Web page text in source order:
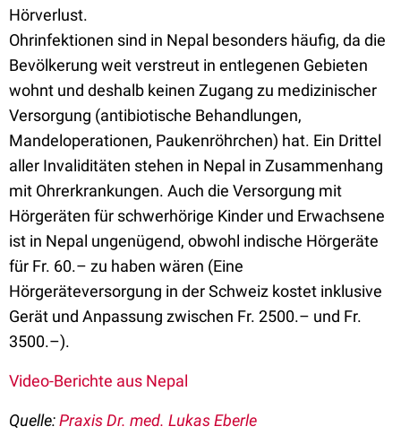
Hörverlust.
Ohrinfektionen sind in Nepal besonders häufig, da die
Bevölkerung weit verstreut in entlegenen Gebieten
wohnt und deshalb keinen Zugang zu medizinischer
Versorgung (antibiotische Behandlungen,
Mandeloperationen, Paukenröhrchen) hat. Ein Drittel
aller Invaliditäten stehen in Nepal in Zusammenhang
mit Ohrerkrankungen. Auch die Versorgung mit
Hörgeräten für schwerhörige Kinder und Erwachsene
ist in Nepal ungenügend, obwohl indische Hörgeräte
für Fr. 60.– zu haben wären (Eine
Hörgeräteversorgung in der Schweiz kostet inklusive
Gerät und Anpassung zwischen Fr. 2500.– und Fr.
3500.–).
Video-Berichte aus Nepal
Quelle:Praxis Dr. med. Lukas Eberle